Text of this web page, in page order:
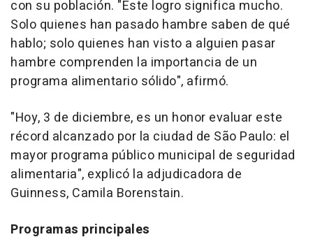
con su población. "Este logro significa mucho.
Solo quienes han pasado hambre saben de qué
hablo; solo quienes han visto a alguien pasar
hambre comprenden la importancia de un
programa alimentario sólido", afirmó.
"Hoy, 3 de diciembre, es un honor evaluar este
récord alcanzado por la ciudad de São Paulo: el
mayor programa público municipal de seguridad
alimentaria", explicó la adjudicadora de
Guinness, Camila Borenstain.
Programas principales